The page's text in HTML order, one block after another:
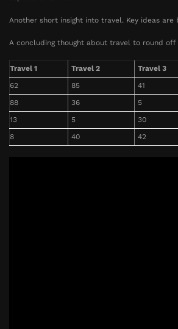
Another short insight into travel. Key ideas are
A concluding thought about travel to round
Travel 1 Travel 2 Travel 3
62
85 41
88
36 5
13
5 30
8
40 42